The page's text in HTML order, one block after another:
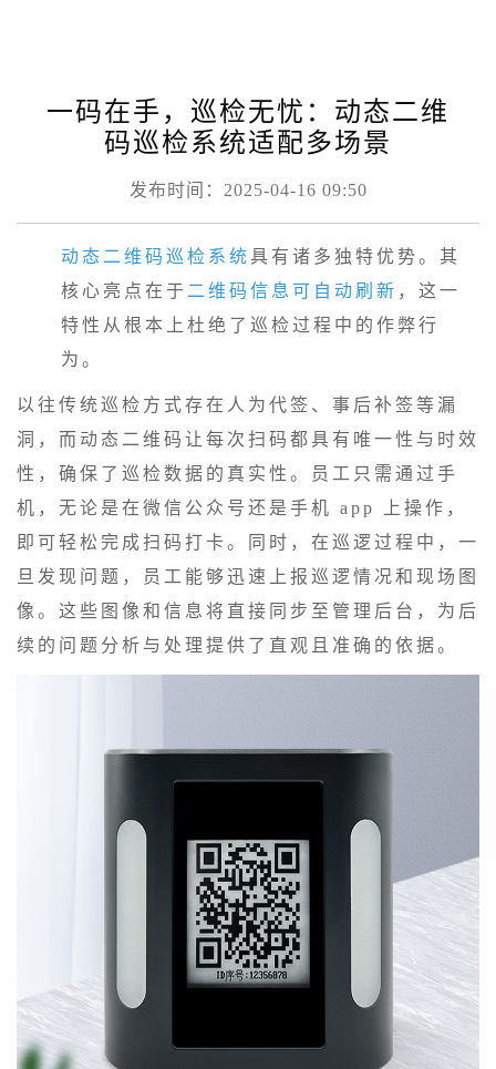
一码在手，巡检无忧：动态二维
码巡检系统适配多场景
发布时间：2025-04-16 09:50
动态二维码巡检系统具有诸多独特优势。其
核心亮点在于 二维码信息可自动刷新 ，这一
特性从根本上杜绝了巡检过程中的作弊行
为。
以往传统巡检方式存在人为代签、事后补签等漏
洞，而动态二维码让每次扫码都具有唯一性与时效
性，确保了巡检数据的真实性。员工只需通过手
机，无论是在微信公众号还是手机 app 上操作，
即可轻松完成扫码打卡。同时，在巡逻过程中，一
旦发现问题，员工能够迅速上报巡逻情况和现场图
像。这些图像和信息将直接同步至管理后台，为后
续的问题分析与处理提供了直观且准确的依据。​